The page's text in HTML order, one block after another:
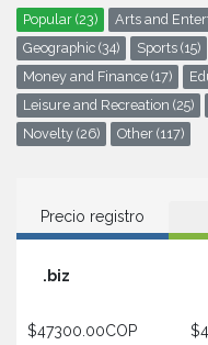
Popular (23) Arts and
Geographic (34)
Sports (15)
Money and Finance (17)
Leisure and Recreation (25)
Novelty (26)
Other (117)
Precio registro
.biz
$47300.00COP